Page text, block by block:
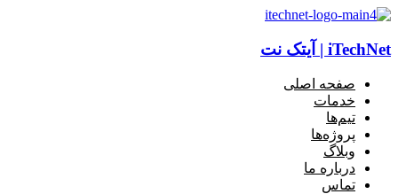
iTechNet | آیتک نت
صفحه اصلی
خدمات
تیم‌ها
پروژه‌ها
وبلاگ
درباره ما
تماس